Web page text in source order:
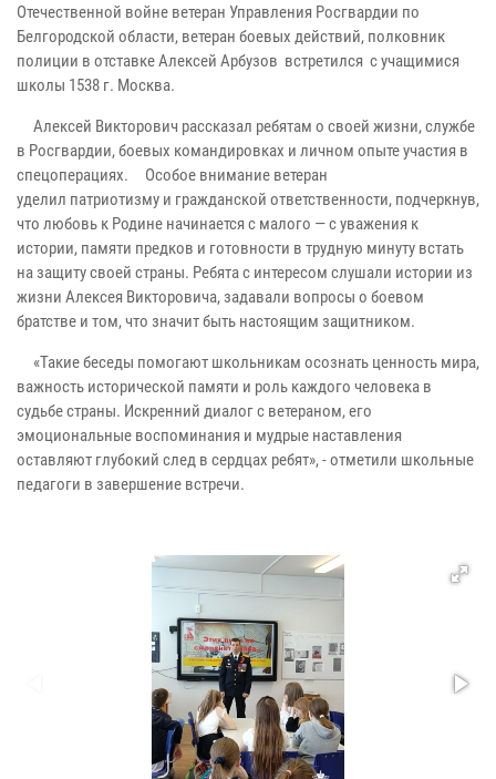
Отечественной войне ветеран Управления Росгвардии по
Белгородской области, ветеран боевых действий, полковник
полиции в отставке Алексей Арбузов встретился с учащимися
школы 1538 г. Москва.
Алексей Викторович рассказал ребятам о своей жизни, службе
в Росгвардии, боевых командировках и личном опыте участия в
спецоперациях. Особое внимание ветеран
уделил патриотизму и гражданской ответственности, подчеркнув,
что любовь к Родине начинается с малого — с уважения к
истории, памяти предков и готовности в трудную минуту встать
на защиту своей страны. Ребята с интересом слушали истории из
жизни Алексея Викторовича, задавали вопросы о боевом
братстве и том, что значит быть настоящим защитником.
«Такие беседы помогают школьникам осознать ценность мира,
важность исторической памяти и роль каждого человека в
судьбе страны. Искренний диалог с ветераном, его
эмоциональные воспоминания и мудрые наставления
оставляют глубокий след в сердцах ребят», - отметили школьные
педагоги в завершение встречи.